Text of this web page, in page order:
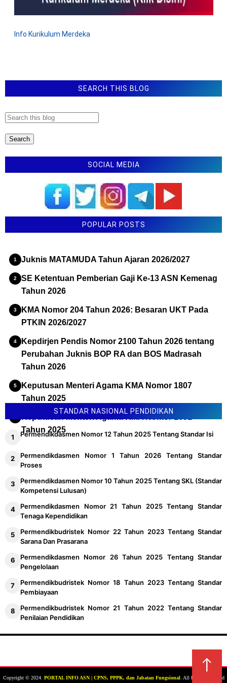
Info Kurikulum Merdeka
SEARCH THIS BLOG
SOCIAL MEDIA
POPULAR POSTS
Juknis MATAMUDA Tahun Ajaran 2026/2027
SE Ketentuan Pemberian Gaji Ke-13 ASN Kemenag
Tahun 2026
KMA Nomor 204 Tahun 2026: Besaran UKT Pada
PTKIN 2026/2027
Kepdirjen Pendis Nomor 2100 Tahun 2026 tentang
Perubahan Juknis BOP RA dan BOS Madrasah
Tahun 2026
Keputusan Menteri Agama KMA Nomor 1807
Tahun 2025
Tahun 2025
STANDAR NASIONAL PENDIDIKAN
Permendikdasmen Nomor 12 Tahun 2025 Tentang Standar Isi
Permendikdasmen Nomor 1 Tahun 2026 Tentang Standar
Proses
Permendikdasmen Nomor 10 Tahun 2025 Tentang SKL (Standar
Kompetensi Lulusan)
Permendikdasmen Nomor 21 Tahun 2025 Tentang Standar
Tenaga Kependidikan
Permendikbudristek Nomor 22 Tahun 2023 Tentang Standar
Sarana Dan Prasarana
Permendikdasmen Nomor 26 Tahun 2025 Tentang Standar
Pengelolaan
Permendikbudristek Nomor 18 Tahun 2023 Tentang Standar
Pembiayaan
Permendikbudristek Nomor 21 Tahun 2022 Tentang Standar
Penilaian Pendidikan
Copyright © 2024. PORTAL INFO ASN | CPNS, PPPK, dan Jabatan Fungsional. All Rights Reserved
↑